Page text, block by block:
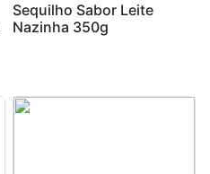
Sequilho Sabor Leite
Nazinha 350g